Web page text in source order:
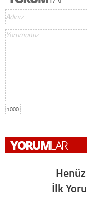
1000
İlk